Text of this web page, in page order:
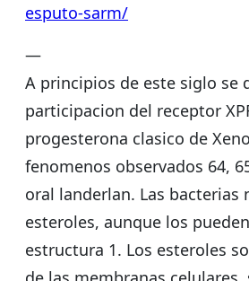
esputo-sarm/
—
A principios de este siglo se
participacion del receptor
progesterona clasico de
fenomenos observados 64,
oral landerlan. Las bacterias
esteroles, aunque los
estructura 1. Los esteroles